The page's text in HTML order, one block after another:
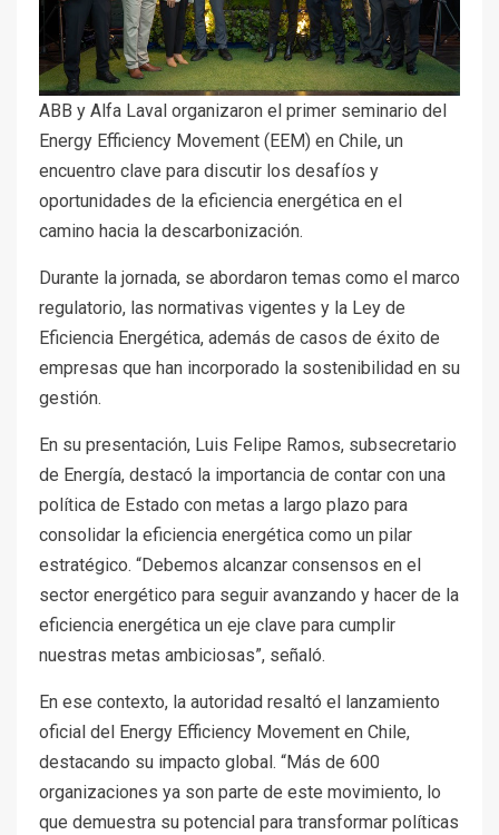
ABB y Alfa Laval organizaron el primer seminario del
Energy Efficiency Movement (EEM) en Chile, un
encuentro clave para discutir los desafíos y
oportunidades de la eficiencia energética en el
camino hacia la descarbonización.
Durante la jornada, se abordaron temas como el marco
regulatorio, las normativas vigentes y la Ley de
Eficiencia Energética, además de casos de éxito de
empresas que han incorporado la sostenibilidad en su
gestión.
En su presentación, Luis Felipe Ramos, subsecretario
de Energía, destacó la importancia de contar con una
política de Estado con metas a largo plazo para
consolidar la eficiencia energética como un pilar
estratégico. “Debemos alcanzar consensos en el
sector energético para seguir avanzando y hacer de la
eficiencia energética un eje clave para cumplir
nuestras metas ambiciosas”, señaló.
En ese contexto, la autoridad resaltó el lanzamiento
oficial del Energy Efficiency Movement en Chile,
destacando su impacto global. “Más de 600
organizaciones ya son parte de este movimiento, lo
que demuestra su potencial para transformar políticas